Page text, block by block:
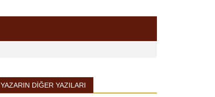
YAZARIN DIĞER YAZILARI